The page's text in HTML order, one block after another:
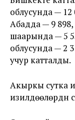
облусунда —
Абадда — 9
шаарында — 5
облусунда — 2
учур катталды.
Акыркы сутка
изилдөөлөрдүн